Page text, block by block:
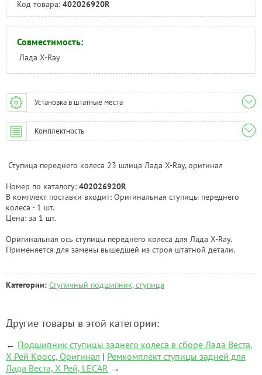
Код товара: 402026920R
Совместимость:
Лада X-Ray
Установка в штатные места
Комплектность
Ступица переднего колеса 23 шлица Лада X-Ray, оригинал
Номер по каталогу: 402026920R
В комплект поставки входит: Оригинальная ступицы переднего
колеса - 1 шт.
Цена: за 1 шт.
Оригинальная ось ступицы переднего колеса для Лада X-Ray.
Применяется для замены вышедшей из строя штатной детали.
Категории: Ступичный подшипник, ступица
Другие товары в этой категории:
← Подшипник ступицы заднего колеса в сборе Лада Веста,
Х Рей Кросс, Оригинал | Ремкомплект ступицы задней для
Лада Веста, Х Рей, LECAR →